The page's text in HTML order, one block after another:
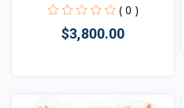
( 0 )
$3,800.00